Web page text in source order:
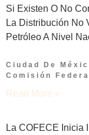
Si Existen O No
La Distribución No
Petróleo A Nivel
Ciudad De
Comisión
Read More »
La COFECE Inicia